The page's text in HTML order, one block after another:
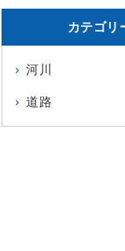
カテゴリ
河川
道路